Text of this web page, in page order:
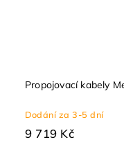
Propojovací kabely
Dodání za 3-5 dní
9 719 Kč